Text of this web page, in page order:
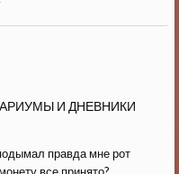
И ДНЕВНИКИ
правда мне рот
все принято?